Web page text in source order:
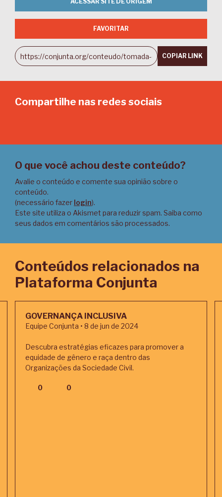
FAVORITAR
COPIAR LINK
Compartilhe nas redes sociais
O que você achou deste conteúdo?
Avalie o conteúdo e comente sua opinião sobre o
conteúdo.
(necessário fazer login).
Este site utiliza o Akismet para reduzir spam. Saiba como
seus dados em comentários são processados.
Conteúdos relacionados na
Plataforma Conjunta
GOVERNANÇA INCLUSIVA
Equipe Conjunta • 8 de jun de 2024
Descubra estratégias eficazes para promover a
equidade de gênero e raça dentro das
Organizações da Sociedade Civil.
0 0